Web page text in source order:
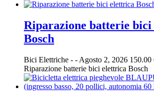
Riparazione batterie
Bosch
Bici Elettriche - - Agosto 2, 2026 150.00
Riparazione batterie bici elettrica Bosch